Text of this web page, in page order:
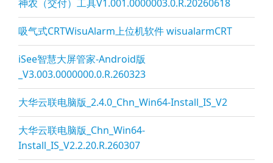
神农（交付）工具V1.001.0000003.0.R.20260618
吸气式CRTWisuAlarm上位机软件 wisualarmCRT
iSee智慧大屏管家-Android版
_V3.003.0000000.0.R.260323
大华云联电脑版_2.4.0_Chn_Win64-Install_IS_V2
大华云联电脑版_Chn_Win64-
Install_IS_V2.2.20.R.260307